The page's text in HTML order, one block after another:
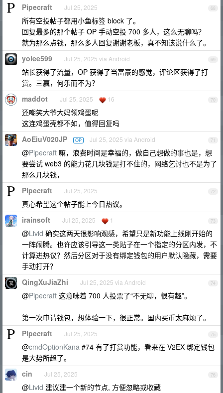
68
Pipecraft Jul 25, 2025
所有空投帖子都用小鱼标签 block 了。
回复最多的那个帖子 OP 手动空投 700 多人，这么无聊吗？
就为那么点钱，那么多人回复谢谢老板，真不知该说什么了。
69
yolee599 Jul 25, 2025 via Android
站长获得了流量，OP 获得了当富豪的感觉，评论区获得了打
赏。三赢，何乐而不为？
70
maddot Jul 25, 2025 16
还嘲笑大爷大妈领鸡蛋呢
这连鸡蛋壳都不如，值得回复吗
71
AoEiuV020JP OP Jul 25, 2025 via Android
@Pipecraft 嘛，浪费时间是幸福的，做自己想做的事也是，想
要尝试 web3 的能力花几块钱是打不住的，网络乞讨也不是为了
那么几块钱，
72
Pipecraft Jul 25, 2025
真心希望这个帖子能上今日热议。
73
irainsoft Jul 25, 2025 1
@Livid 确实这两天很影响观感，希望只是新功能上线刚开始的
一阵闹腾。也许应该引导这一类贴子在一个指定的分区内发，不
计算进热议？然后分区对于没有绑定钱包的用户默认隐藏，需要
手动打开？
74
QingXuJiaZhi Jul 25, 2025 via Android
@Pipecraft 这意味着 700 人投票了“不无聊，很有趣”。
第一次申请钱包，想体验一下，很正常。国内买币太麻烦了。
75
Pipecraft Jul 25, 2025
@cmdOptionKana #74 有了打赏功能，看来在 V2EX 绑定钱包
是大势所趋了。
76
cin Jul 25, 2025
@Livid 建议建一个新的节点, 方便忽略或收藏